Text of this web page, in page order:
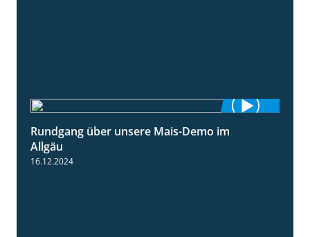
Rundgang über unsere Mais-Demo im
Allgäu
16.12.2024